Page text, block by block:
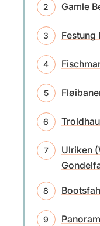
Gamle
Festung
Ulriken